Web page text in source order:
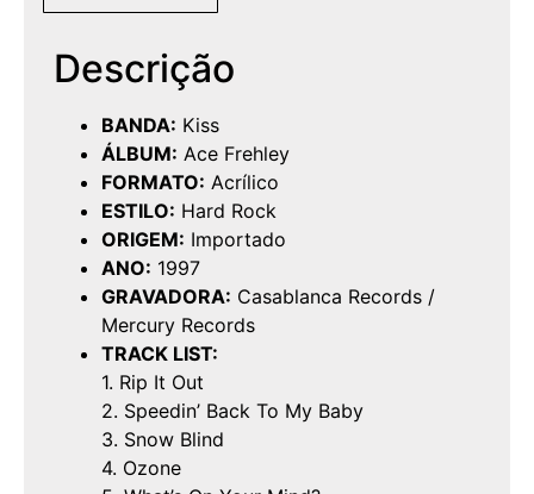
Descrição
BANDA: Kiss
ÁLBUM: Ace Frehley
FORMATO: Acrílico
ESTILO: Hard Rock
ORIGEM: Importado
ANO: 1997
GRAVADORA: Casablanca Records /
Mercury Records
TRACK LIST:
1. Rip It Out
2. Speedin’ Back To My Baby
3. Snow Blind
4. Ozone